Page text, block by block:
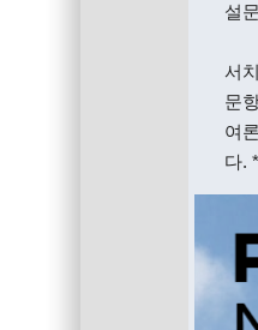
설
서
문
여
다.